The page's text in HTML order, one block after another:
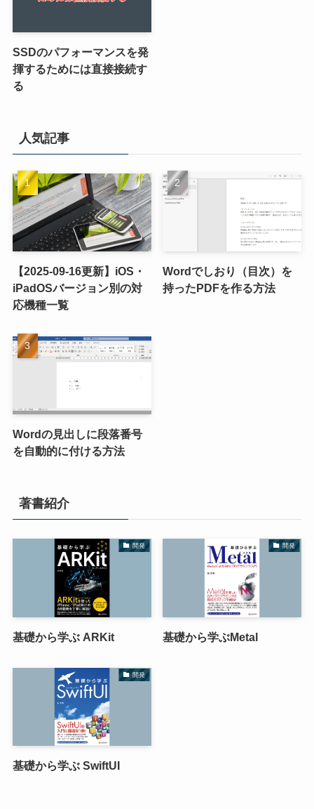
SSDのパフォーマンスを発
揮するためには直接接続す
る
人気記事
【2025-09-16更新】iOS・
iPadOSバージョン別の対
応機種一覧
Wordでしおり（目次）を
持ったPDFを作る方法
Wordの見出しに段落番号
を自動的に付ける方法
著書紹介
開発
基礎から学ぶ ARKit
開発
基礎から学ぶMetal
開発
基礎から学ぶ SwiftUI